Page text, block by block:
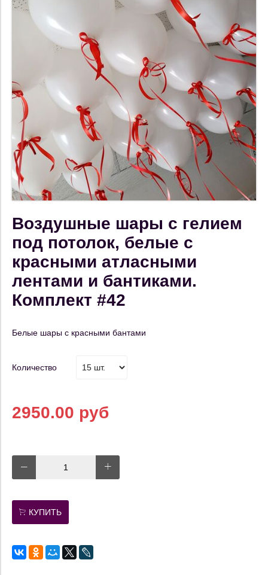
Воздушные шары с гелием
под потолок, белые с
красными атласными
лентами и бантиками.
Комплект #42
Белые шары с красными бантами
Количество
2950.00 руб
КУПИТЬ